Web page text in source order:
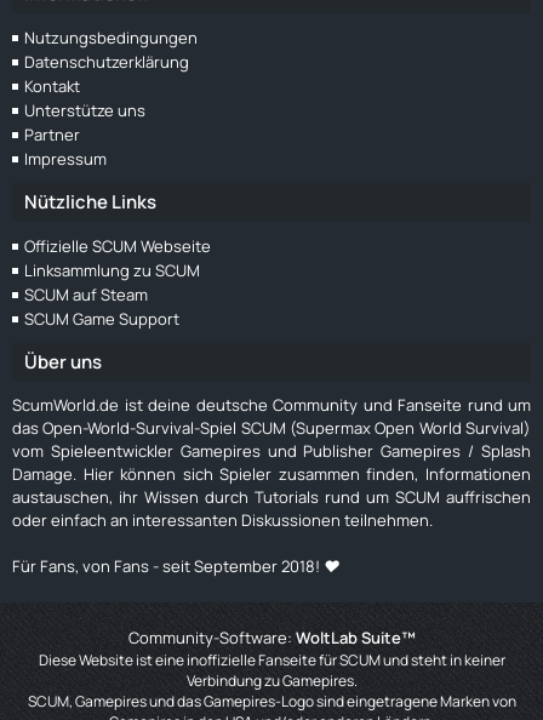
Nutzungsbedingungen
Datenschutzerklärung
Kontakt
Unterstütze uns
Partner
Impressum
Nützliche Links
Offizielle SCUM Webseite
Linksammlung zu SCUM
SCUM auf Steam
SCUM Game Support
Über uns
ScumWorld.de ist deine deutsche Community und Fanseite rund um
das Open-World-Survival-Spiel SCUM (Supermax Open World Survival)
vom Spieleentwickler Gamepires und Publisher Gamepires / Splash
Damage. Hier können sich Spieler zusammen finden, Informationen
austauschen, ihr Wissen durch Tutorials rund um SCUM auffrischen
oder einfach an interessanten Diskussionen teilnehmen.
Für Fans, von Fans - seit September 2018! ❤️
Community-Software: WoltLab Suite™
Diese Website ist eine inoffizielle Fanseite für SCUM und steht in keiner
Verbindung zu Gamepires.
SCUM, Gamepires und das Gamepires-Logo sind eingetragene Marken von